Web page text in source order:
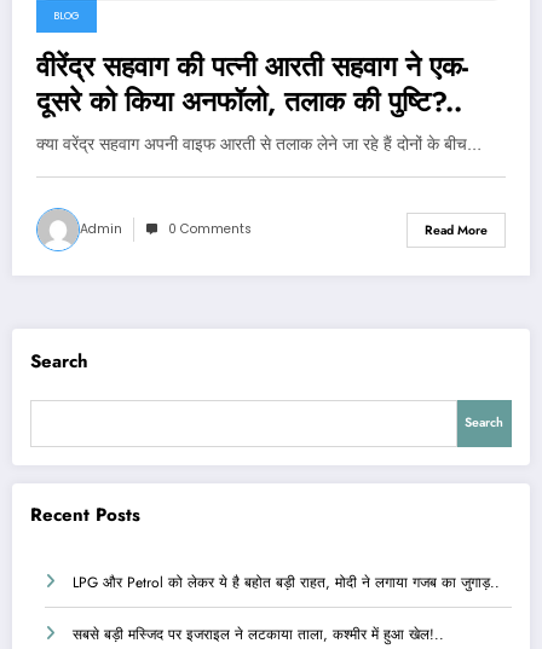
BLOG
वीरेंद्र सहवाग की पत्नी आरती सहवाग ने एक-
दूसरे को किया अनफॉलो, तलाक की पुष्टि?..
क्या वरेंद्र सहवाग अपनी वाइफ आरती से तलाक लेने जा रहे हैं दोनों के बीच…
Admin 0 Comments Read More
Search
Search
Recent Posts
LPG और Petrol को लेकर ये है बहोत बड़ी राहत, मोदी ने लगाया गजब का जुगाड़..
सबसे बड़ी मस्जिद पर इजराइल ने लटकाया ताला, कश्मीर में हुआ खेल!..